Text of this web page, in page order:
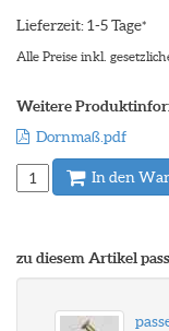
Lieferzeit: 1-5 Tage*
Alle Preise inkl.
Weitere
Dornmaß.pdf
In den
zu diesem Artikel